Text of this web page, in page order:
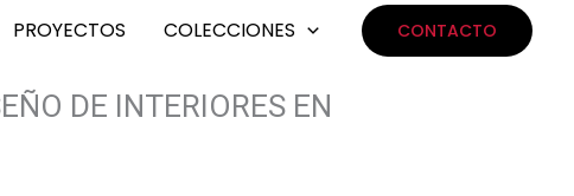
PROYECTOS COLECCIONES CONTACTO
DE INTERIORES EN